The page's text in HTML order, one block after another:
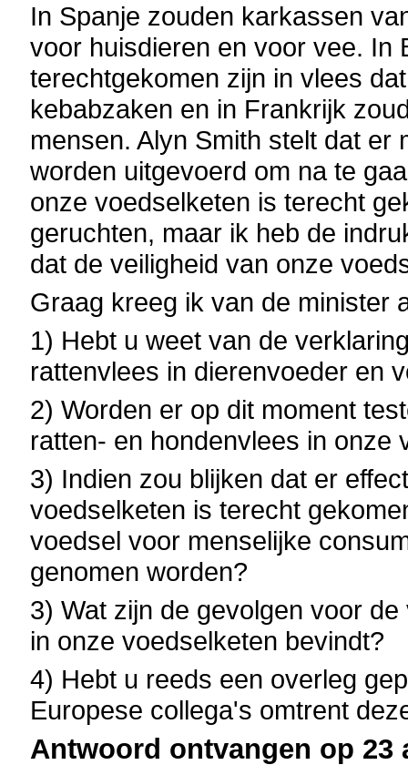
In Spanje zouden karkassen
voor huisdieren en voor vee. In
terechtgekomen zijn in vlees
kebabzaken en in Frankrijk
mensen. Alyn Smith stelt dat
worden uitgevoerd om na te
onze voedselketen is terecht
geruchten, maar ik heb de
dat de veiligheid van onze
Graag kreeg ik van de minister
1) Hebt u weet van de
rattenvlees in dierenvoeder en
2) Worden er op dit moment
ratten- en hondenvlees in onze
3) Indien zou blijken dat er
voedselketen is terecht
voedsel voor menselijke
genomen worden?
3) Wat zijn de gevolgen voor
in onze voedselketen bevindt?
4) Hebt u reeds een overleg
Europese collega's omtrent
Antwoord ontvangen op 23